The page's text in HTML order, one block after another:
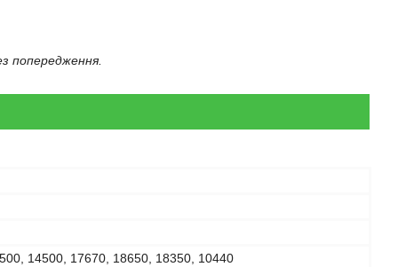
попередження.
14500, 17670, 18650, 18350, 10440